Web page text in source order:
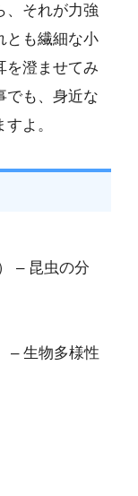
、それが力強
とも繊細な小
を澄ませてみ
でも、身近な
よ。
– 昆虫の分
– 生物多様性